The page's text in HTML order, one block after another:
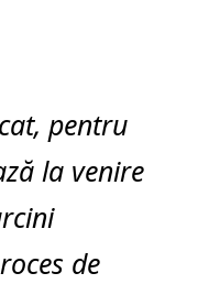
pentru
la venire
de